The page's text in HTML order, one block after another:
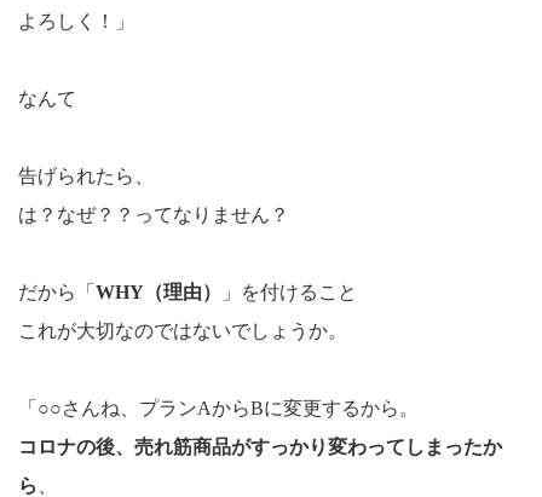
よろしく！」
なんて
告げられたら、
は？なぜ？？ってなりません？
だから「 WHY（理由）
」を付けること
これが大切なのではないでしょうか。
「○○さんね、プランAからBに変更するから。
コロナの後、売れ筋商品がすっかり変わってしまったか
ら